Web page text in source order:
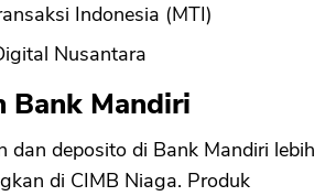
Indonesia (MTI)
Nusantara
Bank Mandiri
dan deposito di Bank Mandiri lebih
di CIMB Niaga. Produk